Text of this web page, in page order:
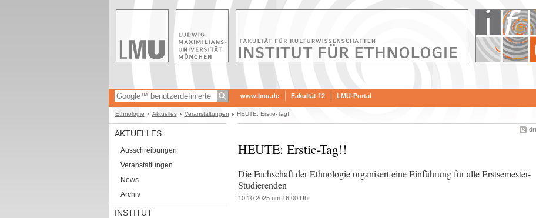
www.lmu.de Fakultät 12 LMU-Portal
Ethnologie Aktuelles Veranstaltungen HEUTE: Erstie-Tag!!
AKTUELLES
Ausschreibungen
Veranstaltungen
News
Archiv
INSTITUT
HEUTE: Erstie-Tag!!
Die Fachschaft der Ethnologie organisert eine Einführung für alle Erstsemester-
Studierenden
10.10.2025 um 16:00 Uhr